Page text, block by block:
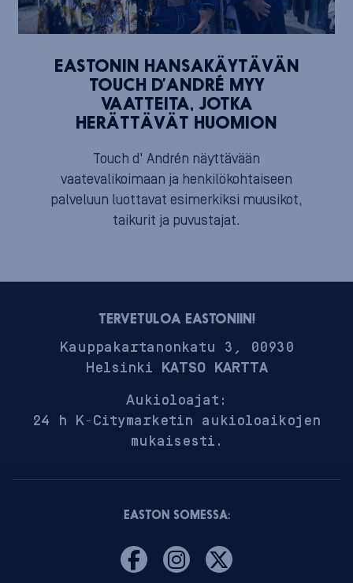
EASTONIN HANSAKÄYTÄVÄN
TOUCH D’ANDRÉ MYY
VAATTEITA, JOTKA
HERÄTTÄVÄT HUOMION
Touch d' Andrén näyttävään
vaatevalikoimaan ja henkilökohtaiseen
palveluun luottavat esimerkiksi muusikot,
taikurit ja puvustajat.
TERVETULOA EASTONIIN!
Kauppakartanonkatu 3, 00930
Helsinki KATSO KARTTA
Aukioloajat:
24 h K-Citymarketin aukioloaikojen
mukaisesti.
EASTON SOMESSA: